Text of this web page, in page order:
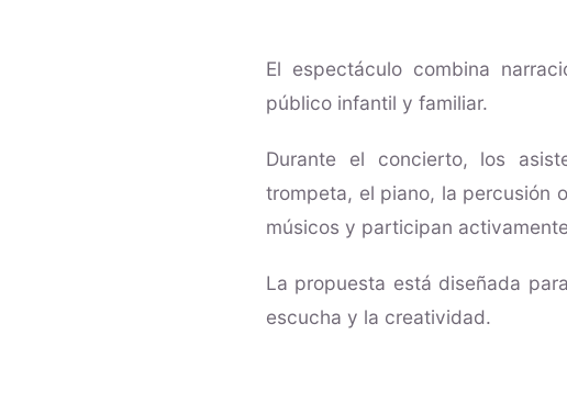
El espectáculo combina
público infantil y familiar.
Durante el concierto, los
trompeta, el piano, la percusión
músicos y participan
La propuesta está diseñada
escucha y la creatividad.